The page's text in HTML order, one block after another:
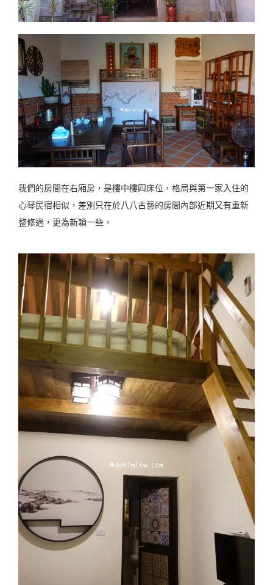
我們的房間在右廂房，是樓中樓四床位，格局與第一家入住的
心琴民宿相似，差別只在於八八古藝的房間內部近期又有重新
整修過，更為新穎一些。